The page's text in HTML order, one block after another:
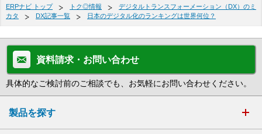
ERPナビ トップ トク◎情報
デジタルトランスフォーメーション（DX）のミ
カタ
DX記事一覧 日本のデジタル化のランキングは世界何位？
資料請求・お問い合わせ
具体的なご検討前のご相談でも、お気軽にお問い合わせください。
製品を探す